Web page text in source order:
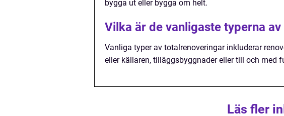
bygga ut eller bygga om helt.
Vilka är de vanligaste typerna
Vanliga typer av totalrenoveringar inkluderar
eller källaren, tilläggsbyggnader eller till och med
Läs fler